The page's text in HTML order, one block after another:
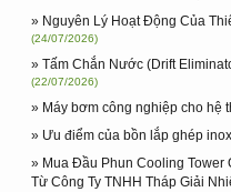
» Nguyên Lý Hoạt Động Của
(24/07/2026)
» Tấm Chắn Nước (Drift
(22/07/2026)
» Máy bơm công nghiệp cho hệ
» Ưu điểm của bồn lắp ghép
» Mua Đầu Phun Cooling Tower
Từ Công Ty TNHH Tháp Giải